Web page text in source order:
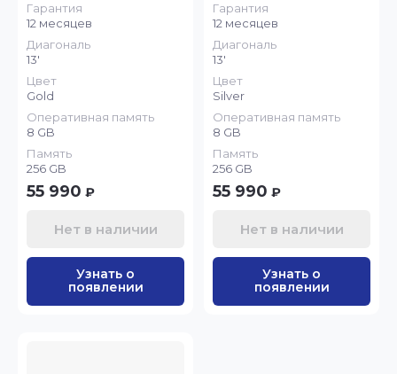
Гарантия
12 месяцев
Диагональ
13'
Цвет
Gold
Оперативная память
8 GB
Память
256 GB
55 990 ₽
Нет в наличии
Узнать о
появлении
Гарантия
12 месяцев
Диагональ
13'
Цвет
Silver
Оперативная память
8 GB
Память
256 GB
55 990 ₽
Нет в наличии
Узнать о
появлении